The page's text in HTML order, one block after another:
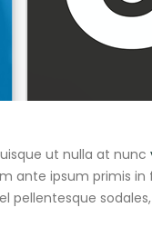
ut nulla at nunc
ante ipsum primis
pellentesque